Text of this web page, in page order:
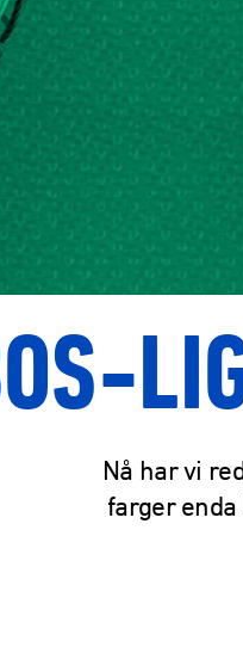
Nå har vi
farger